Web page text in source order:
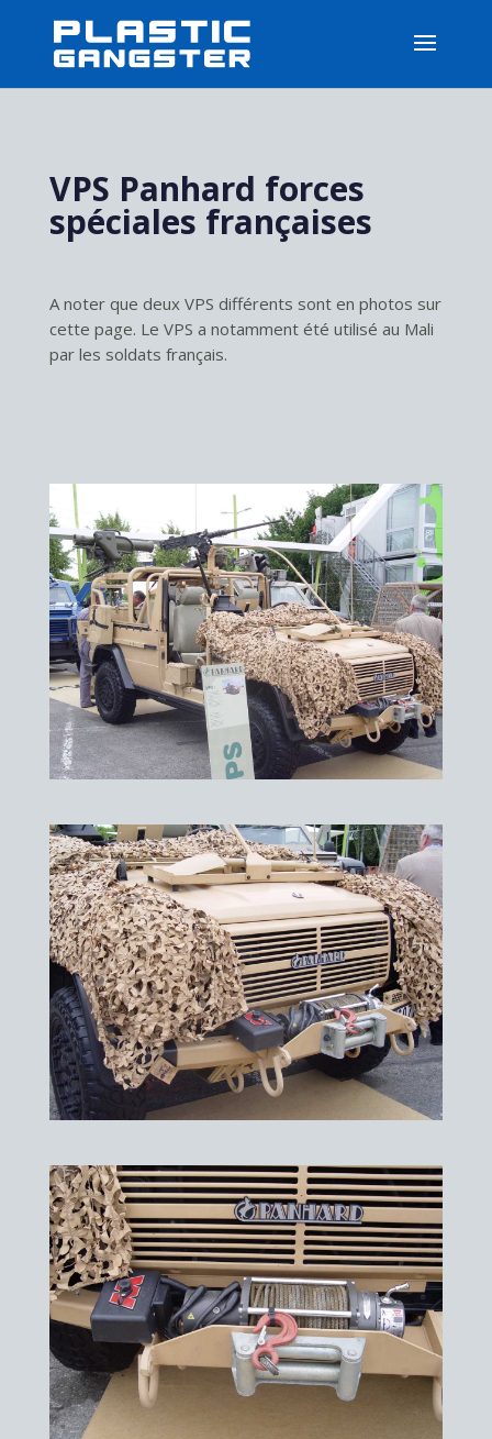
VPS Panhard forces
spéciales françaises
A noter que deux VPS différents sont en photos sur
cette page. Le VPS a notamment été utilisé au Mali
par les soldats français.